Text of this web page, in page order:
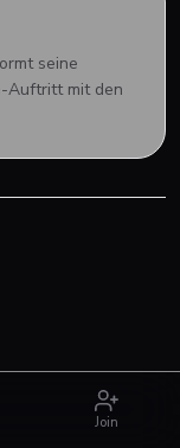
seine
Auftritt mit den
Join